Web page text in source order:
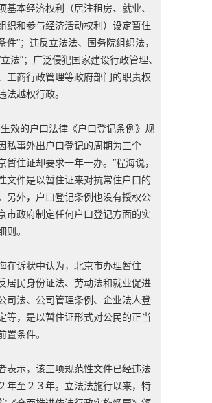
基本经济权利（居注租房、就业、
织和参与经济活动权利）设定暂住
件”；违反立法法、国务院组织法，
法”；广泛侵犯国家建设行政管理、
工商行政管理等政府部门的职责权
法越权行政。
效的户口法律《户口登记条例》规
私事外出户口登记的周期为三个
暂住证却要求一年一办。”程海说，
文件是以暂住证来对抗常住户口的
另外，户口登记条例也没有授权公
市政府制定任何户口登记方面的实
则。
在诉状中认为，北京市办理暂住
居民身份证法、劳动法和就业促进
司法、公司管理条例、企业法人登
等，是以暂住证形式对公民的正当
置条件。
表示，该三项规范性文件已经违法
年至２３年。立法法施行以来，特